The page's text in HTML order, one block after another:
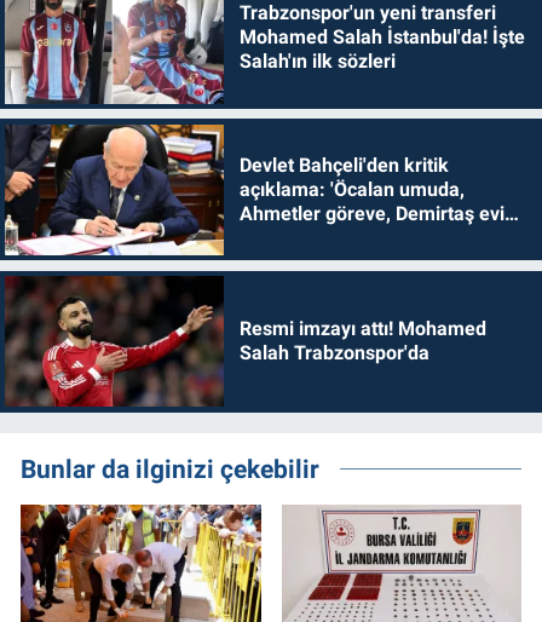
Trabzonspor'un yeni transferi
Mohamed Salah İstanbul'da! İşte
Salah'ın ilk sözleri
Devlet Bahçeli'den kritik
açıklama: 'Öcalan umuda,
Ahmetler göreve, Demirtaş evine
Resmi imzayı attı! Mohamed
Salah Trabzonspor'da
Bunlar da ilginizi çekebilir